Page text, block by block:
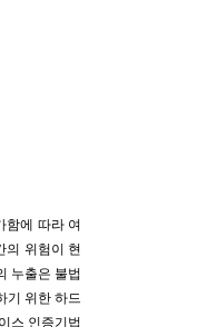
함에 따라 여
의 위험이 현
누출은 불법
기 위한 하드
스 인증기법